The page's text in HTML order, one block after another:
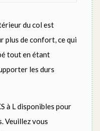
du col est
plus de confort, ce qui
tout en étant
les durs
à L disponibles pour
Veuillez vous